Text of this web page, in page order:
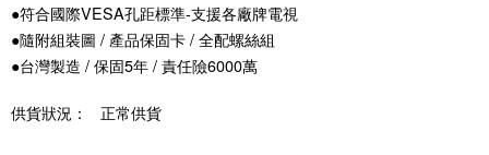
●符合國際VESA孔距標準-支援各廠牌電視
●隨附組裝圖 / 產品保固卡 / 全配螺絲組
●台灣製造 / 保固5年 / 責任險6000萬
供貨狀況： 正常供貨